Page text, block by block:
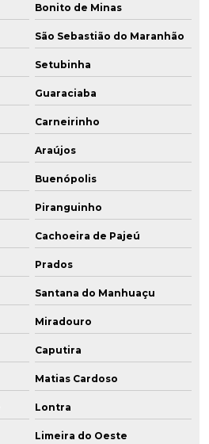
Bonito de Minas
São Sebastião do Maranhão
Setubinha
Guaraciaba
Carneirinho
Araújos
Buenópolis
Piranguinho
Cachoeira de Pajeú
Prados
Santana do Manhuaçu
Miradouro
Caputira
Matias Cardoso
Lontra
Limeira do Oeste